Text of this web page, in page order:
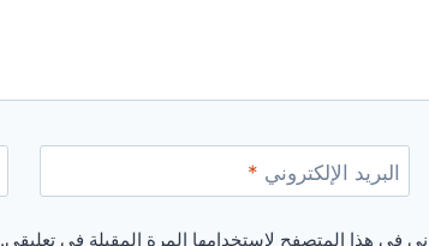
البريد الإلكتروني *
في هذا المتصفح لاستخدامها المرة المقبلة في تعليقي.